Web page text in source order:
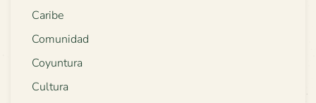
Caribe
Comunidad
Coyuntura
Cultura